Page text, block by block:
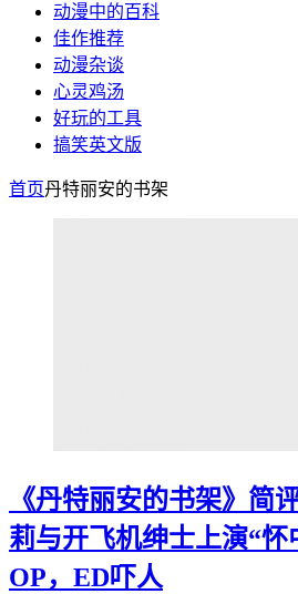
动漫中的百科
佳作推荐
动漫杂谈
心灵鸡汤
好玩的工具
搞笑英文版
首页丹特丽安的书架
《丹特丽安的书架》简
莉与开飞机绅士上演“怀
OP，ED吓人